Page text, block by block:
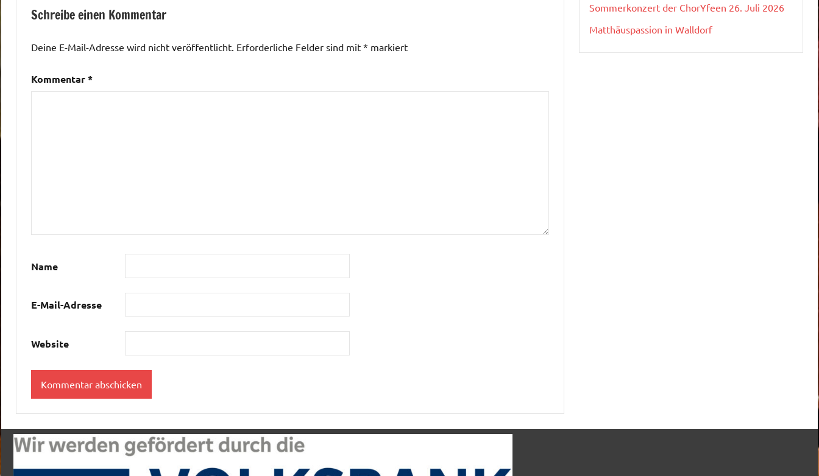
Schreibe einen Kommentar
Deine E-Mail-Adresse wird nicht veröffentlicht. Erforderliche Felder sind mit * markiert
Kommentar*
Name
E-Mail-Adresse
Website
Sommerkonzert der ChorYfeen 26. Juli 2026
Matthäuspassion in Walldorf